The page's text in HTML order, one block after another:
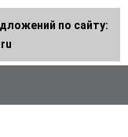
по сайту: